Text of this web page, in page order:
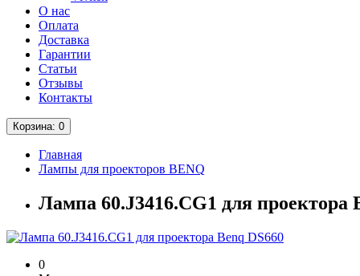
О нас
Оплата
Доставка
Гарантии
Статьи
Отзывы
Контакты
Корзина: 0
Главная
Лампы для проекторов BENQ
Лампа 60.J3416.CG1 для проектора
0